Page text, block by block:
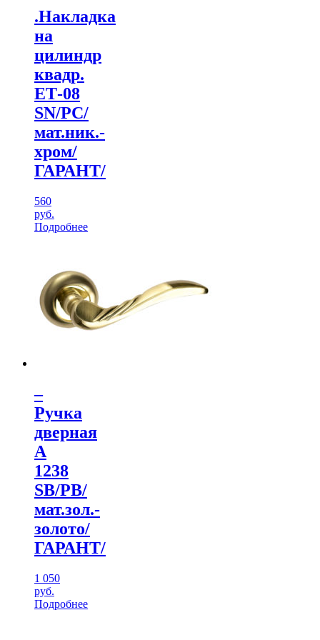
.Накладка
на
цилиндр
квадр.
ЕТ-08
SN/PC/
мат.ник.-
хром/
ГАРАНТ/
560
руб.
Подробнее
–
Ручка
дверная
А
1238
SB/PB/
мат.зол.-
золото/
ГАРАНТ/
1 050
руб.
Подробнее